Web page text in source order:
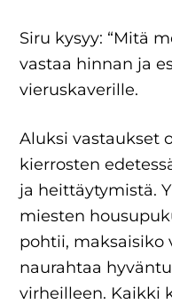
Siru kysyy: “Mitä
vastaa hinnan ja
vieruskaverille.
Aluksi vastaukset
kierrosten
ja heittäytymistä.
miesten
pohtii, maksaisiko
naurahtaa
virheilleen. Kaikki